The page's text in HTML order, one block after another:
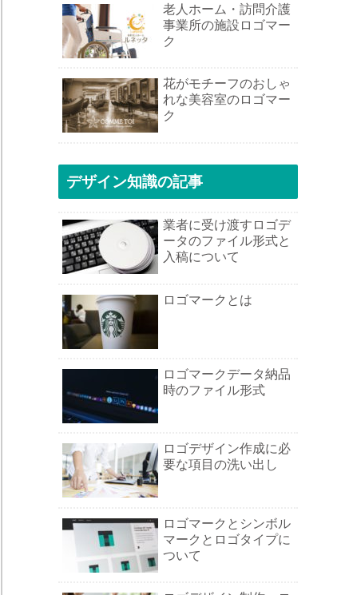
老人ホーム・訪問介護
事業所の施設ロゴマー
ク
花がモチーフのおしゃ
れな美容室のロゴマー
ク
デザイン知識の記事
業者に受け渡すロゴデ
ータのファイル形式と
入稿について
ロゴマークとは
ロゴマークデータ納品
時のファイル形式
ロゴデザイン作成に必
要な項目の洗い出し
ロゴマークとシンボル
マークとロゴタイプに
ついて